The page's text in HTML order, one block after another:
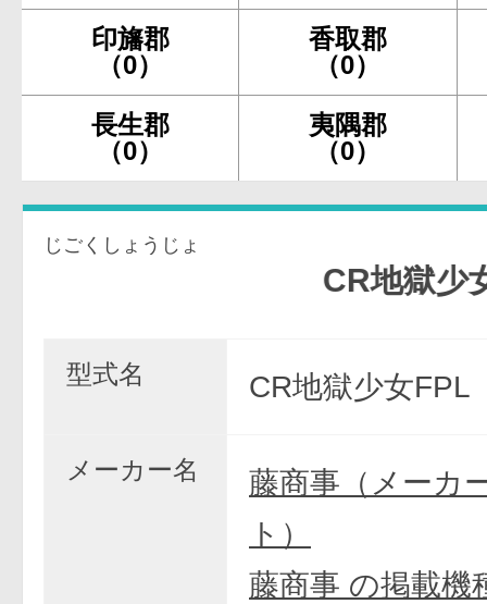
印旛郡
（0）
香取郡
（0）
長生郡
（0）
夷隅郡
（0）
じごくしょうじょ
CR地獄少女FPL
型式名 CR地獄少女FPL
メーカー名
藤商事（メーカ
ト）
藤商事 の掲載機